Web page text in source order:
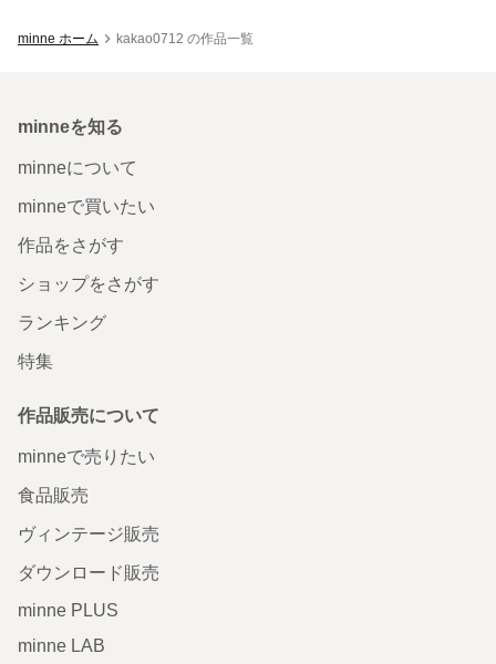
minne ホーム kakao0712 の作品一覧
minneを知る
minneについて
minneで買いたい
作品をさがす
ショップをさがす
ランキング
特集
作品販売について
minneで売りたい
食品販売
ヴィンテージ販売
ダウンロード販売
minne PLUS
minne LAB